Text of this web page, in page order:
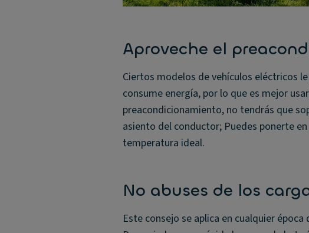
Aproveche el
Ciertos modelos de vehículos eléctricos
consume energía, por lo que es mejor
preacondicionamiento, no tendrás que
asiento del conductor; Puedes ponerte
temperatura ideal.
No abuses de los
Este consejo se aplica en cualquier